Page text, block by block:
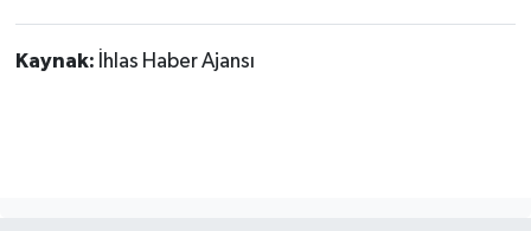
Kaynak: İhlas Haber Ajansı